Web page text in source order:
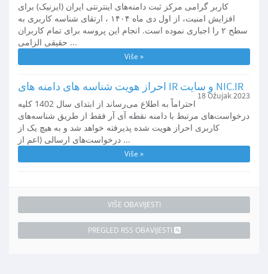
کاربر گرامی مرکز ثبت دامنه‌های اینترنتی ایران (ایرنیک) برای
افزایش امنیت، از اول دی‌ ماه ۱۴۰۴ ، ارتقای شناسه کاربری به
سطح ۲ را اجباری نموده است. انجام این پروسه برای تمام کاربران
حقیقی الزامی ...
Više »
احراز هویت شناسه های دامنه های IR و سایت NIC.IR
18 Ožujak 2023
احتراماً به اطلاع می‌رساند از ابتدای سال 1402 کلیه
درخواست‌های مرتبط با دامنه نقطه آی آر فقط از طریق شناسه‌های
کاربری احراز هویت شده پذیرفته خواهد شد و به هیچ یک از
درخواست‌های ارسالی (اعم از ...
Više »
VIŠE OBAVIJESTI
PREGLED RSS OBAVIJESTI